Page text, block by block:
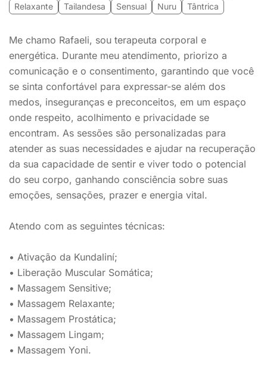
Relaxante
Tailandesa Sensual Nuru Tântrica
Me chamo Rafaeli, sou terapeuta corporal e
energética. Durante meu atendimento, priorizo a
comunicação e o consentimento, garantindo que você
se sinta confortável para expressar-se além dos
medos, inseguranças e preconceitos, em um espaço
onde respeito, acolhimento e privacidade se
encontram. As sessões são personalizadas para
atender as suas necessidades e ajudar na recuperação
da sua capacidade de sentir e viver todo o potencial
do seu corpo, ganhando consciência sobre suas
emoções, sensações, prazer e energia vital.
Atendo com as seguintes técnicas:
• Ativação da Kundaliní;
• Liberação Muscular Somática;
• Massagem Sensitive;
• Massagem Relaxante;
• Massagem Prostática;
• Massagem Lingam;
• Massagem Yoni.